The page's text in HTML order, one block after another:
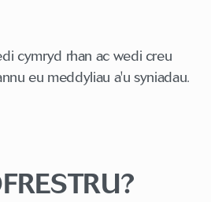
cymryd rhan ac wedi creu
eu meddyliau a'u syniadau.